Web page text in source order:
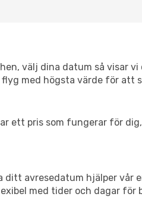
välj dina datum så visar vi
med högsta värde för att
ett pris som fungerar för
ditt avresedatum hjälper vår
med tider och dagar för